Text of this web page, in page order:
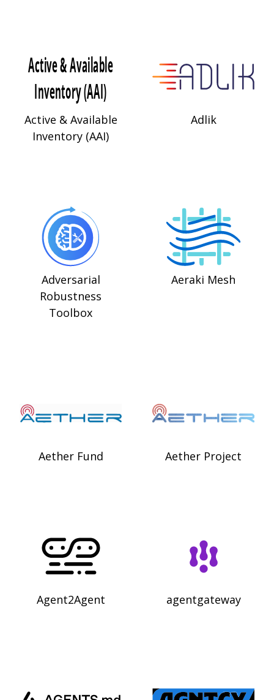
Active & Available
Inventory (AAI)
Adlik
Adversarial
Robustness
Toolbox
Aeraki Mesh
Aether Fund Aether Project
Agent2Agent agentgateway